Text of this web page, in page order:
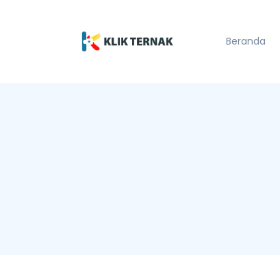
Beranda